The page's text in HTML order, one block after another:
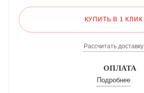
КУПИТЬ В 1 КЛИК
Рассчитать доставку
ОПЛАТА
Подробнее